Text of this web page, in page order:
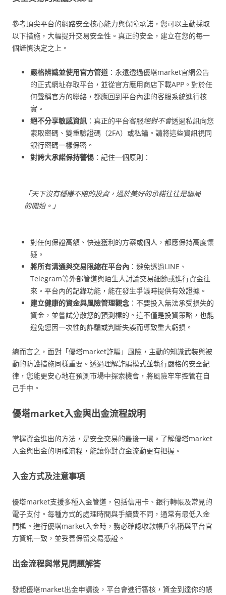
參考頂尖平台的網路安全核心能力與保障承諾，您可以主動採取
以下措施，大幅提升交易安全性。真正的安全，建立在您的每一
個謹慎決定之上。
嚴格辨識並使用官方管道 ：永遠透過優塔market官網公告
的正式網址存取平台，並從官方應用商店下載APP。對於任
何聲稱官方的聯絡，都應回到平台內建的客服系統進行核
實。
絕不分享敏感資訊 ：真正的平台客服絕對不會透過私訊向您
索取密碼、雙重驗證碼（2FA）或私鑰。請將這些資訊視同
銀行密碼一樣保密。
對誇大承諾保持警惕 ：記住一個原則：
「天下沒有穩賺不賠的投資，過於美好的承諾往往是騙局
的開始。」
對任何保證高額、快速獲利的方案或個人，都應保持高度懷
疑。
將所有溝通與交易限縮在平台內 ：避免透過LINE、
Telegram等外部管道與陌生人討論交易細節或進行資金往
來。平台內的記錄功能，能在發生爭議時提供有效證據。
建立健康的資金與風險管理觀念 ：不要投入無法承受損失的
資金，並嘗試分散您的預測標的。這不僅是投資策略，也能
避免您因一次性的詐騙或判斷失誤而導致重大虧損。
總而言之，面對「優塔market詐騙」風險，主動的知識武裝與被
動的防護措施同樣重要。透過理解詐騙模式並執行嚴格的安全紀
律，您能更安心地在預測市場中探索機會，將風險牢牢控管在自
己手中。
優塔market入金與出金流程說明
掌握資金進出的方法，是安全交易的最後一環。了解優塔market
入金與出金的明確流程，能讓你對資金流動更有把握。
入金方式及注意事項
優塔market支援多種入金管道，包括信用卡、銀行轉帳及常見的
電子支付。每種方式的處理時間與手續費不同，通常有最低入金
門檻。進行優塔market入金時，務必確認收款帳戶名稱與平台官
方資訊一致，並妥善保留交易憑證。
出金流程與常見問題解答
發起優塔market出金申請後，平台會進行審核，資金到達你的帳